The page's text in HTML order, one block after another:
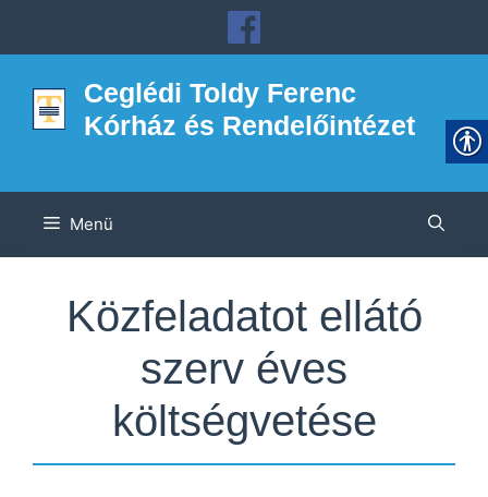
Ceglédi Toldy Ferenc
Kórház és Rendelőintézet
Menü
Közfeladatot ellátó
szerv éves
költségvetése